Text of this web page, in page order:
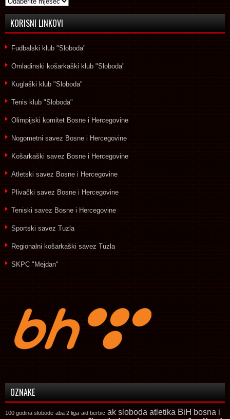
KORISNI LINKOVI
Fudbalski klub "Sloboda"
Omladinski košarkaški klub "Sloboda"
Kuglaški klub "Sloboda"
Tenis klub "Sloboda"
Olimpijski komitet Bosne i Hercegovine
Nogometni savez Bosne i Hercegovine
Košarkaški savez Bosne i Hercegovine
Atletski savez Bosne i Hercegovine
Plivački savez Bosne i Hercegovine
Teniski savez Bosne i Hercegovine
Sportski savez Tuzla
Regionalni košarkaški savez Tuzla
SKPC "Mejdan"
OZNAKE
100 godina slobode aba 2 liga aid berbic ak sloboda atletika BiH bosna i